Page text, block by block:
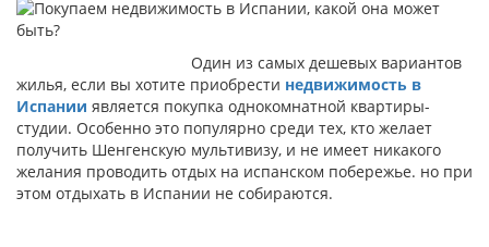
Один из самых дешевых вариантов
жилья, если вы хотите приобрести недвижимость в
Испании является покупка однокомнатной квартиры-
студии. Особенно это популярно среди тех, кто желает
получить Шенгенскую мультивизу, и не имеет никакого
желания проводить отдых на испанском побережье. но при
этом отдыхать в Испании не собираются.